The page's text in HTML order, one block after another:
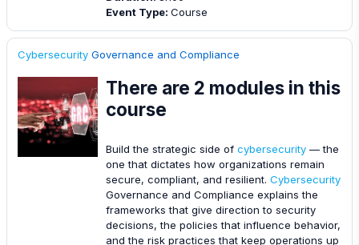
Event Type: Course
Cybersecurity Governance and Compliance
There are 2 modules in this
course
Build the strategic side of cybersecurity — the
one that dictates how organizations remain
secure, compliant, and resilient. Cybersecurity
Governance and Compliance explains the
frameworks that give direction to security
decisions, the policies that influence behavior,
and the risk practices that keep operations up